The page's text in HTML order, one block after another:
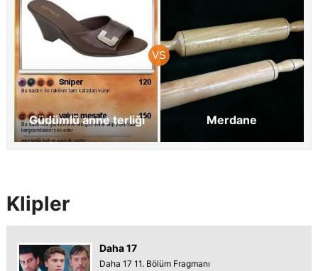
Güdümlü anne terliği Merdane
Klipler
Daha 17
Daha 17 11. Bölüm Fragmanı